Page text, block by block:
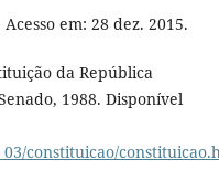
Acesso em: 28 dez. 2015.
da República
1988. Disponível
constituicao/